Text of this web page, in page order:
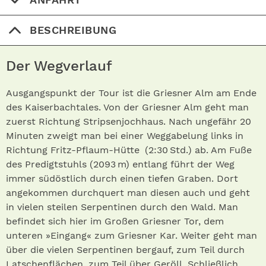
BESCHREIBUNG
Der Wegverlauf
Ausgangspunkt der Tour ist die Griesner Alm am Ende
des Kaiserbachtales. Von der Griesner Alm geht man
zuerst Richtung Stripsenjochhaus. Nach ungefähr 20
Minuten zweigt man bei einer Weggabelung links in
Richtung Fritz-Pflaum-Hütte (2:30 Std.) ab. Am Fuße
des Predigtstuhls (2093 m) entlang führt der Weg
immer südöstlich durch einen tiefen Graben. Dort
angekommen durchquert man diesen auch und geht
in vielen steilen Serpentinen durch den Wald. Man
befindet sich hier im Großen Griesner Tor, dem
unteren »Eingang« zum Griesner Kar. Weiter geht man
über die vielen Serpentinen bergauf, zum Teil durch